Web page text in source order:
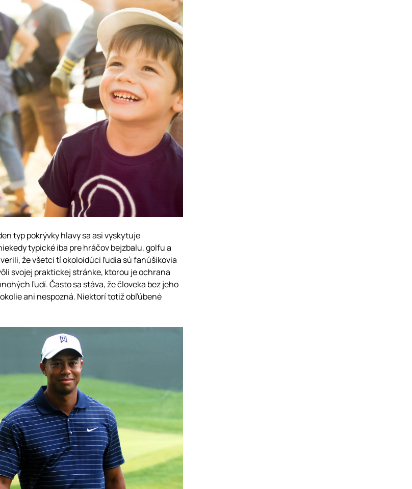
typ pokrývky hlavy sa asi vyskytuje
typické iba pre hráčov bejzbalu, golfu a
že všetci tí okoloidúci ľudia sú fanúšikovia
svojej praktickej stránke, ktorou je ochrana
ľudí. Často sa stáva, že človeka bez jeho
ani nespozná. Niektorí totiž obľúbené